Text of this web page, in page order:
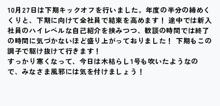
10月27日は下期キックオフを行いました。年度の半分の締めく
くりと、下期に向けて全社員で結束を高めます！ 途中では新入
社員のハイレベルな自己紹介を挟みつつ、歓談の時間では終了
の時間に気づかないほど盛り上がっておりました！ 下期もこの
調子で駆け抜けて行きます！
すっかり寒くなって、今日は木枯らし1号も吹いたようなの
で、みなさま風邪には気を付けましょう！